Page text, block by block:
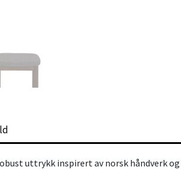
uttrykk inspirert av norsk håndverk